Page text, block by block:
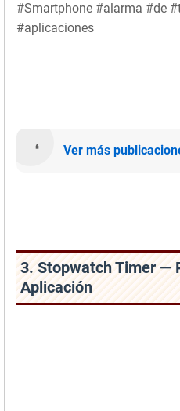
#Smartphone #alarma #de
#aplicaciones
Ver más
3. Stopwatch Timer —
Aplicación